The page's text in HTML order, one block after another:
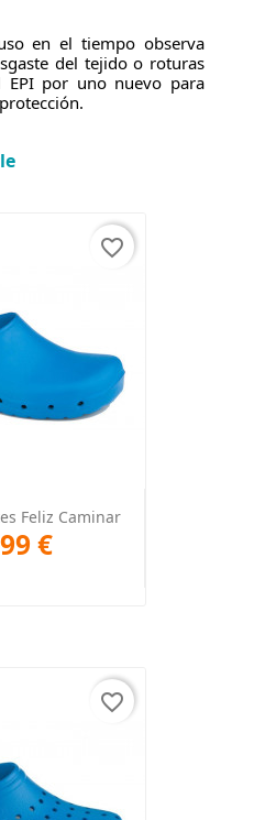
en el tiempo observa
del tejido o roturas
por uno nuevo para
Feliz Caminar
€
favorite_border
favorite_border